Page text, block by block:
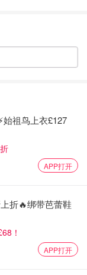
始祖鸟上衣£127
APP打开
折🔥绑带芭蕾鞋
！
APP打开